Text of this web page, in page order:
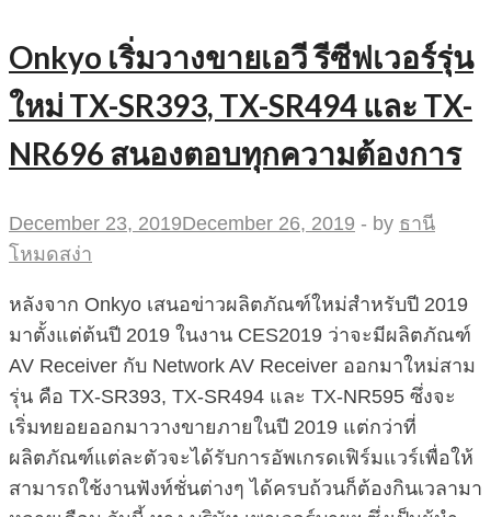
Onkyo เริ่มวางขายเอวี รีซีฟเวอร์รุ่น
ใหม่ TX-SR393, TX-SR494 และ TX-
NR696 สนองตอบทุกความต้องการ
December 23, 2019December 26, 2019 - by ธานี
โหมดสง่า
หลังจาก Onkyo เสนอข่าวผลิตภัณฑ์ใหม่สำหรับปี 2019
มาตั้งแต่ต้นปี 2019 ในงาน CES2019 ว่าจะมีผลิตภัณฑ์
AV Receiver กับ Network AV Receiver ออกมาใหม่สาม
รุ่น คือ TX-SR393, TX-SR494 และ TX-NR595 ซึ่งจะ
เริ่มทยอยออกมาวางขายภายในปี 2019 แต่กว่าที่
ผลิตภัณฑ์แต่ละตัวจะได้รับการอัพเกรดเฟิร์มแวร์เพื่อให้
สามารถใช้งานฟังท์ชั่นต่างๆ ได้ครบถ้วนก็ต้องกินเวลามา